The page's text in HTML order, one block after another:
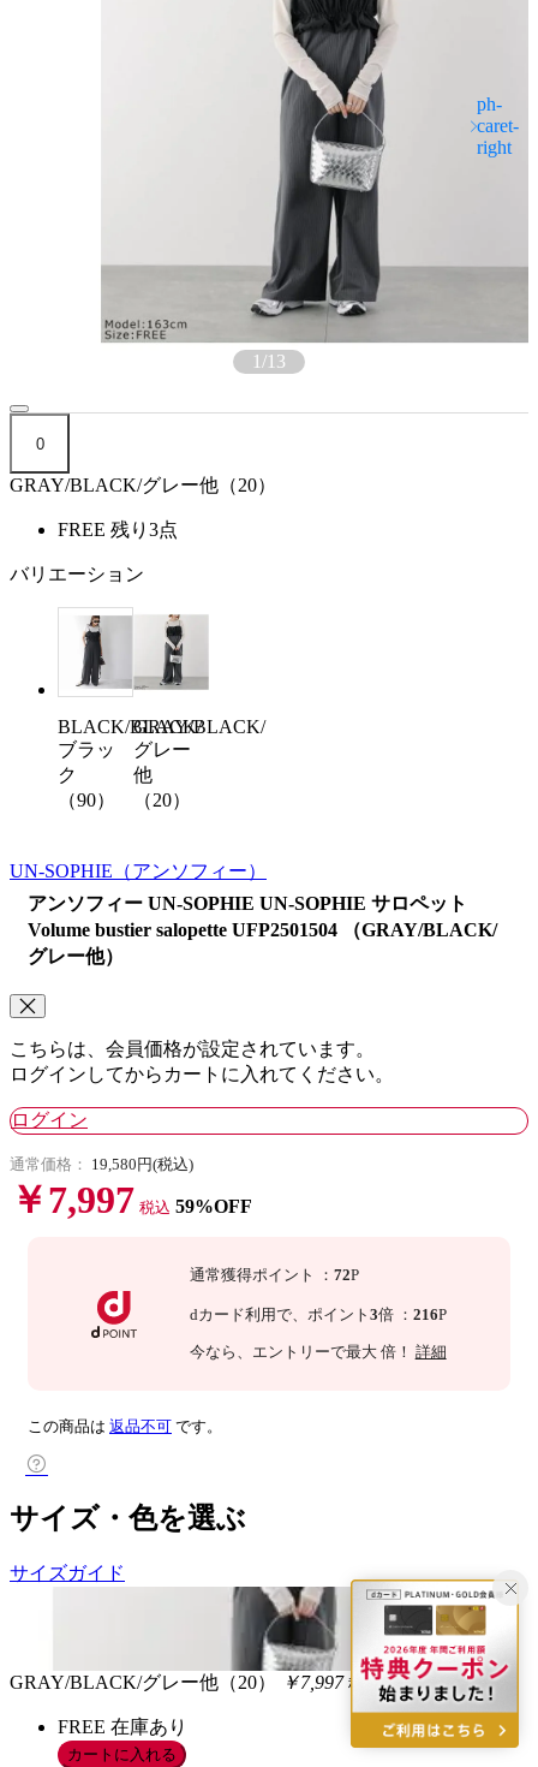
1/13
0
GRAY/BLACK/グレー他（20）
FREE 残り3点
バリエーション
BLACK/BLACK/
ブラッ
ク
（90）
GRAY/BLACK/
グレー
他
（20）
UN-SOPHIE （アンソフィー）
アンソフィー UN-SOPHIE UN-SOPHIE サロペット
Volume bustier salopette UFP2501504 （GRAY/BLACK/
グレー他）
こちらは、会員価格が設定されています。
ログインしてからカートに入れてください。
ログイン
通常価格： 19,580円(税込)
￥7,997 税込 59%OFF
通常獲得ポイント ： 72P
dカード利用で、 ポイント 3倍 ： 216P
今なら 、エントリーで最大 倍！ 詳細
この商品は 返品不可 です。
サイズ・色を選ぶ
サイズガイド
GRAY/BLACK/グレー他（20） ￥7,997 税込
FREE 在庫あり
カートに入れる